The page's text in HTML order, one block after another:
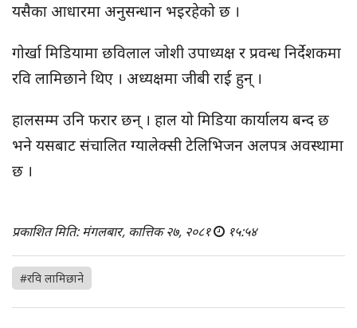
यसैका आधारमा अनुसन्धान भइरहेको छ ।
गोर्खा मिडियामा छविलाल जोशी उपाध्यक्ष र प्रवन्ध निर्देशकमा
रवि लामिछाने थिए । अध्यक्षमा जीबी राई हुन् ।
हालसम्म उनि फरार छन् । हाल यो मिडिया कार्यालय बन्द छ
भने यसबाट संचालित ग्यालेक्सी टेलिभिजन अलपत्र अवस्थामा
छ ।
प्रकाशित मिति: मंगलबार, कात्तिक २७, २०८१ १५:५४
#रवि लामिछाने